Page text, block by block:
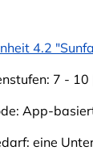
4.2
7 - 10
App-
eine